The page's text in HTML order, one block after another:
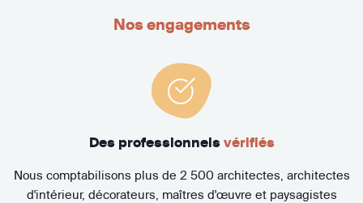
Nos engagements
Des professionnels vérifiés
Nous comptabilisons plus de 2 500 architectes, architectes
d'intérieur, décorateurs, maîtres d'œuvre et paysagistes